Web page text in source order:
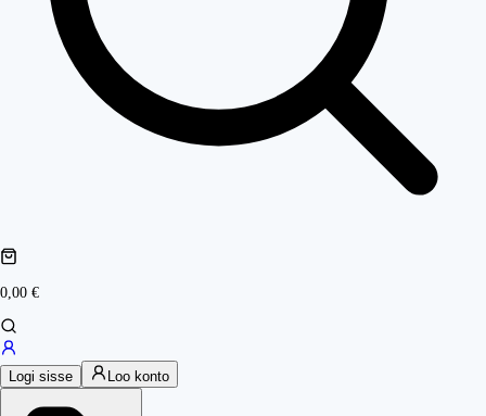
0,00 €
Logi sisse Loo konto